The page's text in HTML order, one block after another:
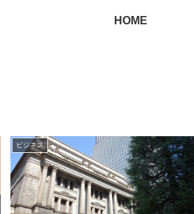
HOME
ビジネス